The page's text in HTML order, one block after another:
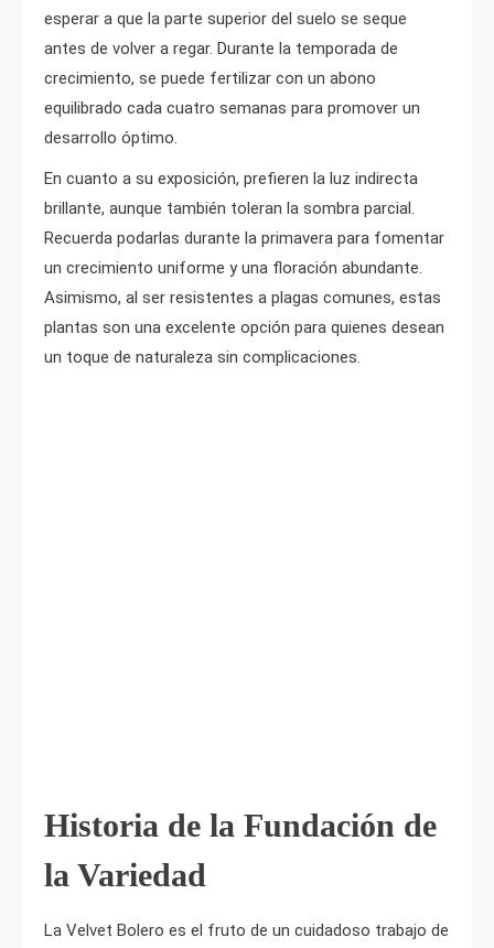
esperar a que la parte superior del suelo se seque
antes de volver a regar. Durante la temporada de
crecimiento, se puede fertilizar con un abono
equilibrado cada cuatro semanas para promover un
desarrollo óptimo.
En cuanto a su exposición, prefieren la luz indirecta
brillante, aunque también toleran la sombra parcial.
Recuerda podarlas durante la primavera para fomentar
un crecimiento uniforme y una floración abundante.
Asimismo, al ser resistentes a plagas comunes, estas
plantas son una excelente opción para quienes desean
un toque de naturaleza sin complicaciones.
Historia de la Fundación de
la Variedad
La Velvet Bolero es el fruto de un cuidadoso trabajo de